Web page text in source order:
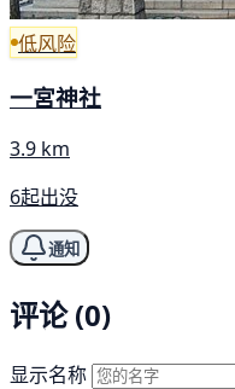
低风险
一宮神社
3.9 km
6起出没
通知
评论 (0)
显示名称